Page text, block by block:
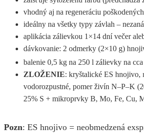
vhodný aj na regeneráciu
ideálny na všetky typy závlah –
aplikácia zálievkou 1×14 dní večer
dávkovanie: 2 odmerky (2×10 g)
balenie 0,5 kg na 250 l zálievky na
ZLOŽENIE: kryštalické ES hnojivo,
vodorozpustné, pomer živín N–P–K
25% S + mikroprvky B, Mo, Fe, Cu,
Pozn: ES hnojivo = neobmedzená